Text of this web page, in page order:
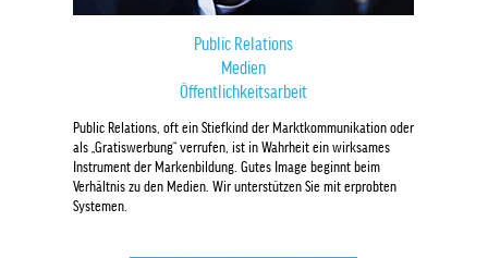
Public Relations
Medien
Öffentlichkeitsarbeit
Public Relations, oft ein Stiefkind der Marktkommunikation oder
als „Gratiswerbung“ verrufen, ist in Wahrheit ein wirksames
Instrument der Markenbildung. Gutes Image beginnt beim
Verhältnis zu den Medien. Wir unterstützen Sie mit erprobten
Systemen.